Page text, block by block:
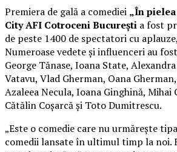
Premiera de gală a comediei „În
City AFI Cotroceni București a fost
de peste 1400 de spectatori cu
Numeroase vedete și influenceri au
George Tănase, Ioana State,
Vatavu, Vlad Gherman, Oana
Azaleea Necula, Ioana Ginghină, Mihai
Cătălin Coșarcă și Toto Dumitrescu.
„Este o comedie care nu urmărește
comedii lansate în ultimul timp la noi.